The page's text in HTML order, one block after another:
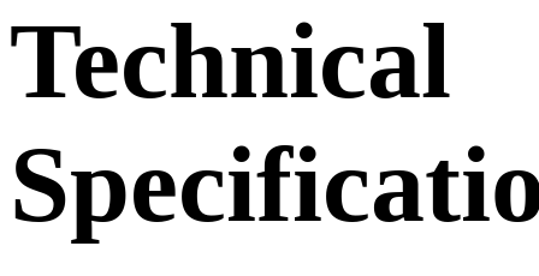
Technical